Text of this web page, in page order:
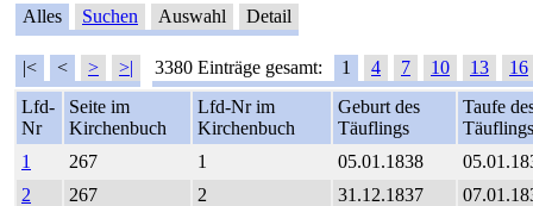
Alles Suchen Auswahl Detail
|< < > >| 3380 Einträge gesamt: 1 4 7 10 13
16
Lfd-
Nr
Seite im
Kirchenbuch
Lfd-Nr im
Kirchenbuch
Geburt des
Täuflings
Taufe
Täuflings
1
267 1 05.01.1838
2
267 2 31.12.1837